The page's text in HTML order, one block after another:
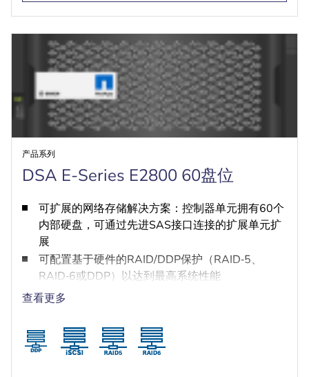
产品系列
DSA E-Series E2800 60盘位
可扩展的网络存储解决方案：控制器单元拥有60个
内部硬盘，可通过先进SAS接口连接的扩展单元扩
展
可配置基于硬件的RAID/DDP保护（RAID‑5、
RAID‑6或DDP）以达到最高系统性能
冗余的热插拔电源设备和冷却风扇
模块化设计，方便维修，享受NetApp服务，包括3
年下一工作日现场支持
查看更多